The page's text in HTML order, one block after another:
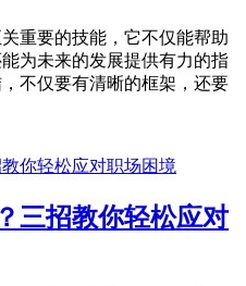
重要的技能，它不仅能帮助
为未来的发展提供有力的指
不仅要有清晰的框架，还要
三招教你轻松应对